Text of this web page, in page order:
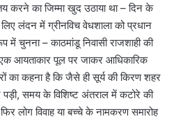
करने का जिम्मा खुद उठाया था – दिन के
लंदन में ग्रीनविच वेधशाला को प्रधान
में चुनना – काठमांडू निवासी राजशाही की
आयताकार पूल पर जाकर आधिकारिक
का कहना है कि जैसे ही सूर्य की किरण शहर
समय के विशिष्ट अंतराल में कटोरे की
लोग विवाह या बच्चे के नामकरण समारोह